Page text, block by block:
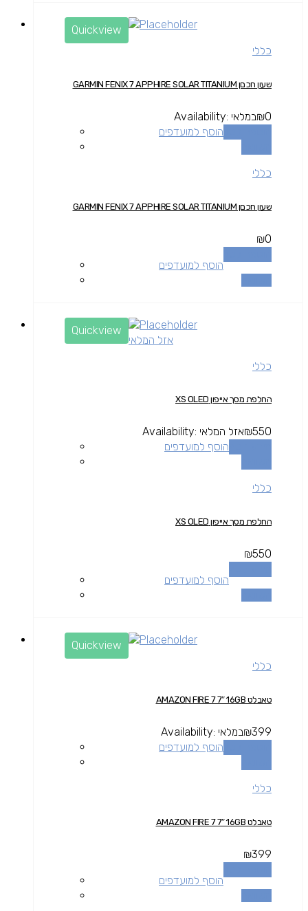
Quickview
כללי
שעון חכםן GARMIN FENIX 7 APPHIRE SOLAR TITANIUM
₪0
Availability: במלאי
הוסף למועדפים
כללי
שעון חכםן GARMIN FENIX 7 APPHIRE SOLAR TITANIUM
₪0
הוסף למועדפים
Quickview
אזל המלאי
כללי
החלפת מסך אייפון XS OLED
₪550
Availability: אזל המלאי
הוסף למועדפים
כללי
החלפת מסך אייפון XS OLED
₪550
הוסף למועדפים
Quickview
כללי
טאבלט AMAZON FIRE 7 7″ 16GB
₪399
Availability: במלאי
הוסף למועדפים
כללי
טאבלט AMAZON FIRE 7 7″ 16GB
₪399
הוסף למועדפים